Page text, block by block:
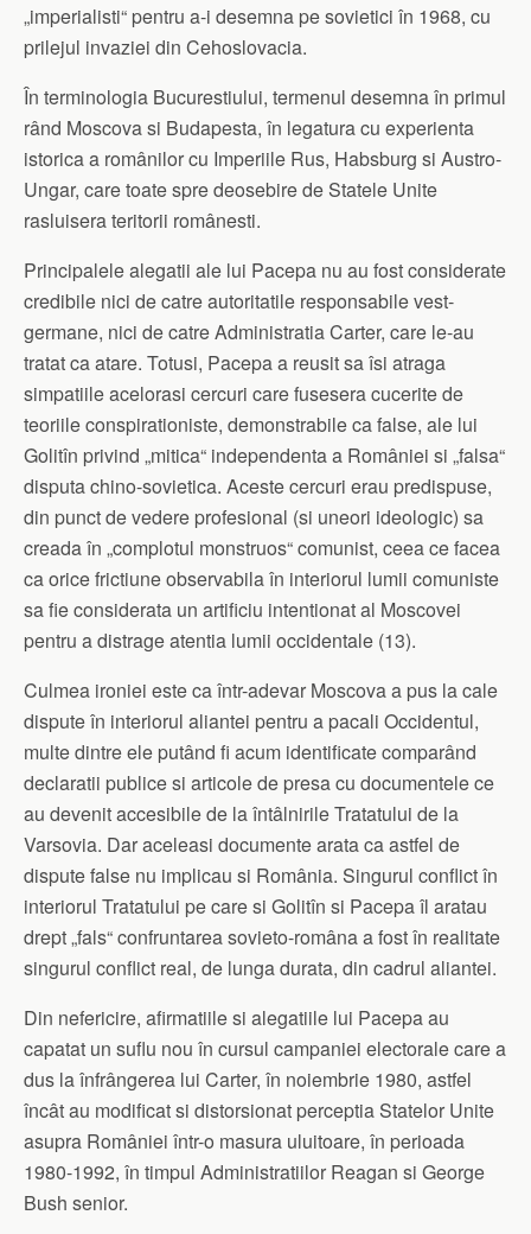
„imperialisti“ pentru a-i desemna pe sovietici în 1968, cu
prilejul invaziei din Cehoslovacia.
În terminologia Bucurestiului, termenul desemna în primul
rând Moscova si Budapesta, în legatura cu experienta
istorica a românilor cu Imperiile Rus, Habsburg si Austro-
Ungar, care toate spre deosebire de Statele Unite
rasluisera teritorii românesti.
Principalele alegatii ale lui Pacepa nu au fost considerate
credibile nici de catre autoritatile responsabile vest-
germane, nici de catre Administratia Carter, care le-au
tratat ca atare. Totusi, Pacepa a reusit sa îsi atraga
simpatiile acelorasi cercuri care fusesera cucerite de
teoriile conspirationiste, demonstrabile ca false, ale lui
Golitîn privind „mitica“ independenta a României si „falsa“
disputa chino-sovietica. Aceste cercuri erau predispuse,
din punct de vedere profesional (si uneori ideologic) sa
creada în „complotul monstruos“ comunist, ceea ce facea
ca orice frictiune observabila în interiorul lumii comuniste
sa fie considerata un artificiu intentionat al Moscovei
pentru a distrage atentia lumii occidentale (13).
Culmea ironiei este ca într-adevar Moscova a pus la cale
dispute în interiorul aliantei pentru a pacali Occidentul,
multe dintre ele putând fi acum identificate comparând
declaratii publice si articole de presa cu documentele ce
au devenit accesibile de la întâlnirile Tratatului de la
Varsovia. Dar aceleasi documente arata ca astfel de
dispute false nu implicau si România. Singurul conflict în
interiorul Tratatului pe care si Golitîn si Pacepa îl aratau
drept „fals“ confruntarea sovieto-româna a fost în realitate
singurul conflict real, de lunga durata, din cadrul aliantei.
Din nefericire, afirmatiile si alegatiile lui Pacepa au
capatat un suflu nou în cursul campaniei electorale care a
dus la înfrângerea lui Carter, în noiembrie 1980, astfel
încât au modificat si distorsionat perceptia Statelor Unite
asupra României într-o masura uluitoare, în perioada
1980-1992, în timpul Administratiilor Reagan si George
Bush senior.